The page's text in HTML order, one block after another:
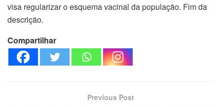
visa regularizar o esquema vacinal da população. Fim da
descrição.
Compartilhar
Previous Post